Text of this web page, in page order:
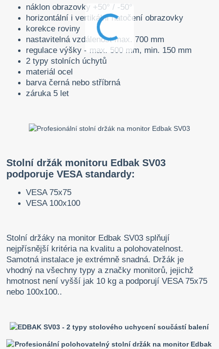
náklon obrazovky +50° / -50°
horizontální i vertikální natočení obrazovky
korekce roviny
nastavitelná vzdálenost max. 700 mm
regulace výšky - max. 500 mm, min. 150 mm
2 typy stolních úchytů
materiál ocel
barva černá nebo stříbrná
záruka 5 let
Stolní držák monitoru Edbak SV03
podporuje VESA standardy:
VESA 75x75
VESA 100x100
Stolní držáky na monitor Edbak SV03 splňují
nejpřísnější kritéria na kvalitu a polohovatelnost.
Samotná instalace je extrémně snadná. Držák je
vhodný na všechny typy a značky monitorů, jejichž
hmotnost není vyšší jak 10 kg a podporují VESA 75x75
nebo 100x100..